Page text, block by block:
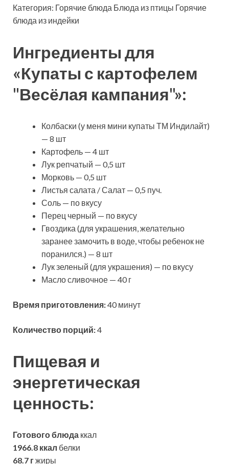
Категория: Горячие блюда Блюда из птицы Горячие
блюда из индейки
Ингредиенты для
«Купаты с картофелем
"Весёлая кампания"»:
Колбаски (у меня мини купаты ТМ Индилайт)
— 8 шт
Картофель — 4 шт
Лук репчатый — 0,5 шт
Морковь — 0,5 шт
Листья салата / Салат — 0,5 пуч.
Соль — по вкусу
Перец черный — по вкусу
Гвоздика (для украшения, желательно
заранее замочить в воде, чтобы ребенок не
поранился.) — 8 шт
Лук зеленый (для украшения) — по вкусу
Масло сливочное — 40 г
Время приготовления:40 минут
Количество порций:4
Пищевая и
энергетическая
ценность:
Готового блюда ккал
1966.8 ккал белки
68.7 гжиры